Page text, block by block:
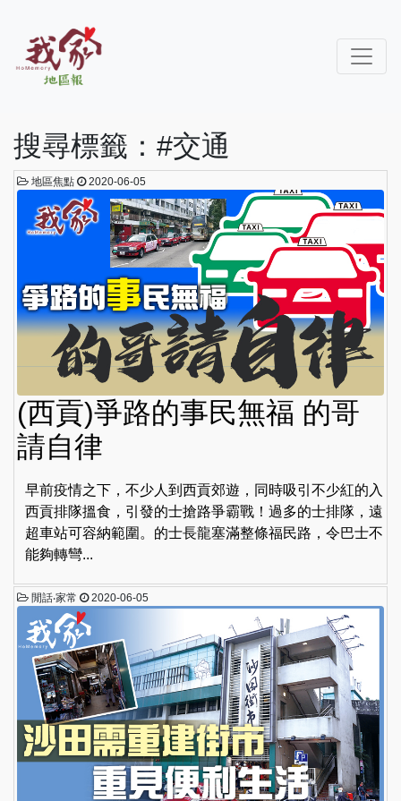
搜尋標籤：#交通
地區焦點 2020-06-05
(西貢)爭路的事民無福 的哥
請自律
早前疫情之下，不少人到西貢郊遊，同時吸引不少紅的入
西貢排隊搵食，引發的士搶路爭霸戰！過多的士排隊，遠
超車站可容納範圍。的士長龍塞滿整條福民路，令巴士不
能夠轉彎...
閒話‧家常 2020-06-05